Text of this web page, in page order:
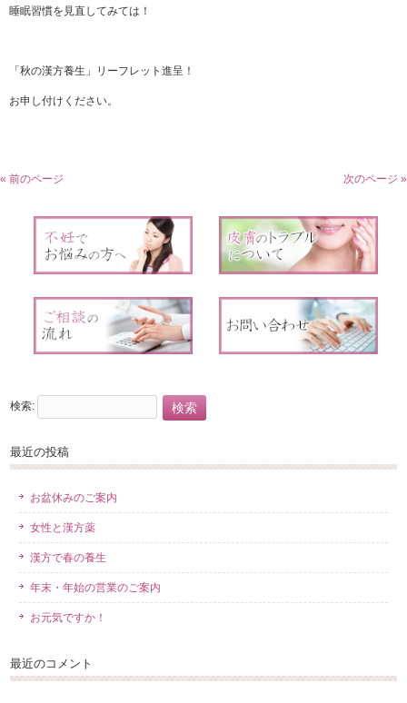
睡眠習慣を見直してみては！
「秋の漢方養生」リーフレット進呈！
お申し付けください。
« 前のページ 次のページ »
検索:
最近の投稿
お盆休みのご案内
女性と漢方薬
漢方で春の養生
年末・年始の営業のご案内
お元気ですか！
最近のコメント